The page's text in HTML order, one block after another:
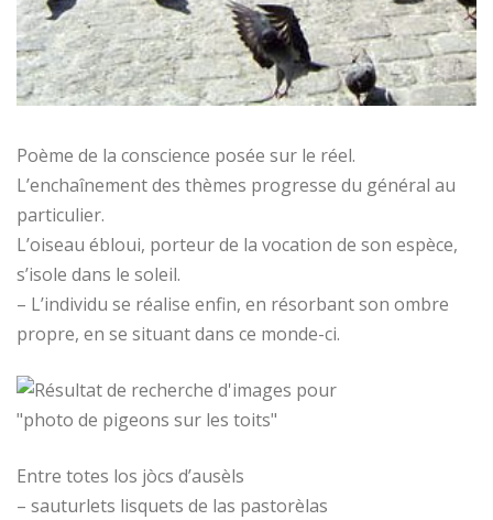
Poème de la conscience posée sur le réel.
L’enchaînement des thèmes progresse du général au
particulier.
L’oiseau ébloui, porteur de la vocation de son espèce,
s’isole dans le soleil.
– L’individu se réalise enfin, en résorbant son ombre
propre, en se situant dans ce monde-ci.
Entre totes los jòcs d’ausèls
– sauturlets lisquets de las pastorèlas